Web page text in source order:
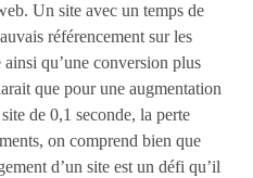
Un site avec un temps de
référencement sur les
qu’une conversion plus
que pour une augmentation
de 0,1 seconde, la perte
on comprend bien que
d’un site est un défi qu’il